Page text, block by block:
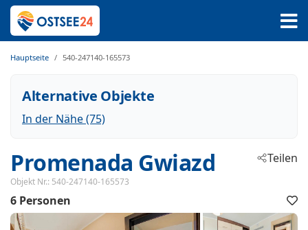
Hauptseite 540-247140-165573
Alternative Objekte
In der Nähe (75)
Promenada Gwiazd
- 72-500
-
Objekt Nr.: 540-247140-165573
Teilen
6 Personen